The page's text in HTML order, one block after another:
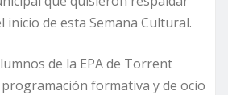
inicio de esta Semana Cultural.
de la EPA de Torrent
formativa y de ocio